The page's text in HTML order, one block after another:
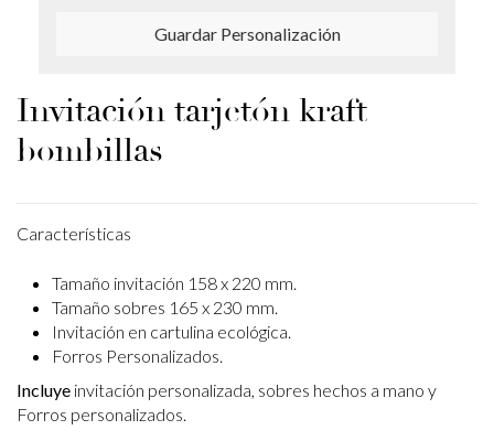
Guardar Personalización
Invitación tarjetón kraft
bombillas
Características
Tamaño invitación 158 x 220 mm.
Tamaño sobres 165 x 230 mm.
Invitación en cartulina ecológica.
Forros Personalizados.
Incluye invitación personalizada, sobres hechos a mano y
Forros personalizados.